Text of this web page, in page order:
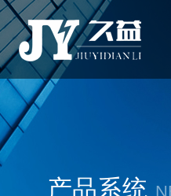
产品系统